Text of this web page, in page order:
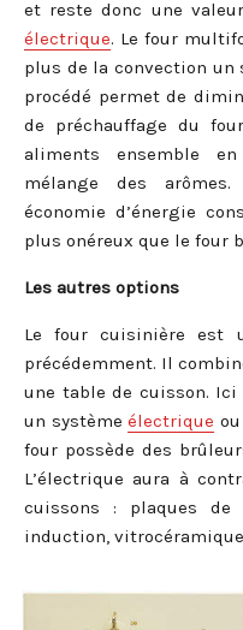
et reste donc une
électrique. Le four
plus de la convection un
procédé permet de
de préchauffage du
aliments ensemble
mélange des
économie d’énergie
plus onéreux que le four
Les autres options
Le four cuisinière est
précédemment. Il
une table de cuisson.
un système électrique ou
four possède des
L’électrique aura à
cuissons : plaques de
induction,